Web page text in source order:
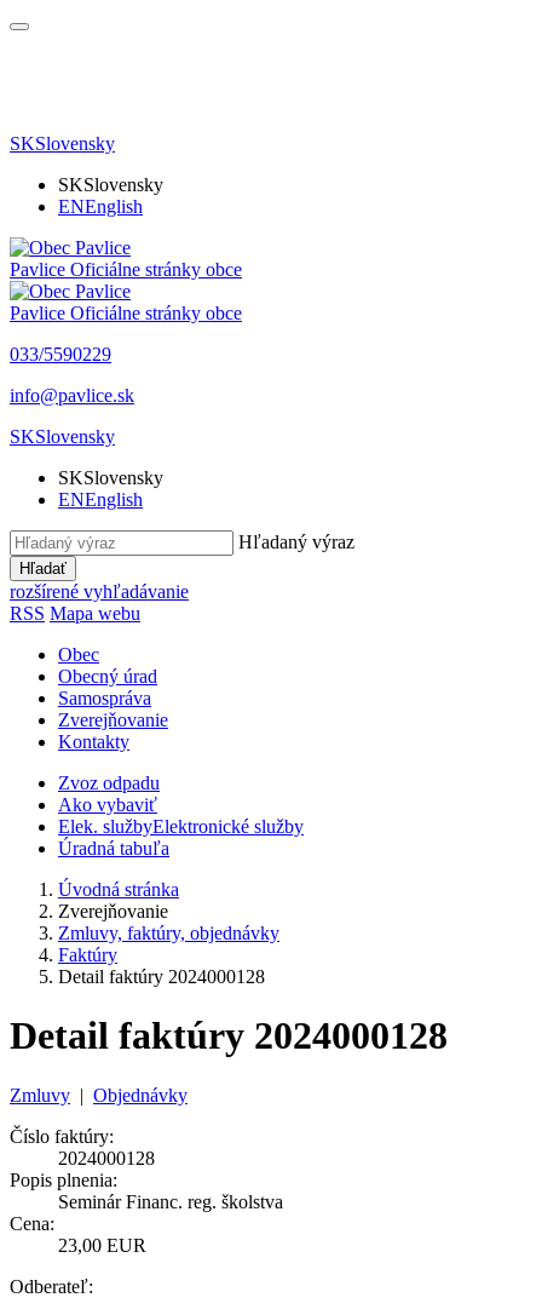
SKSlovensky
SKSlovensky
ENEnglish
Pavlice Oficiálne stránky obce
Pavlice Oficiálne stránky obce
033/5590229
info@pavlice.sk
SKSlovensky
SKSlovensky
ENEnglish
Hľadaný výraz
Hľadať
rozšírené vyhľadávanie
RSS Mapa webu
Obec
Obecný úrad
Samospráva
Zverejňovanie
Kontakty
Zvoz odpadu
Ako vybaviť
Elek. službyElektronické služby
Úradná tabuľa
Úvodná stránka
Zverejňovanie
Zmluvy, faktúry, objednávky
Faktúry
Detail faktúry 2024000128
Detail faktúry 2024000128
Zmluvy | Objednávky
Číslo faktúry:
2024000128
Popis plnenia:
Seminár Financ. reg. školstva
Cena:
23,00 EUR
Odberateľ: